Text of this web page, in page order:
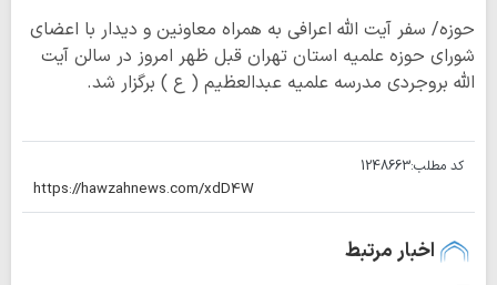
حوزه/ سفر آیت الله اعرافی به همراه معاونین و دیدار با اعضای
شورای حوزه علمیه استان تهران قبل ظهر امروز در سالن آیت
الله بروجردی مدرسه علمیه عبدالعظیم ( ع ) برگزار شد.
کد مطلب:1248663
اخبار مرتبط